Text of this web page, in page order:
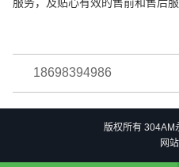
18698394986
版权所有 304AM
网